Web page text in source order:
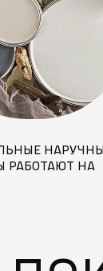
РАБОТАЮТ НА